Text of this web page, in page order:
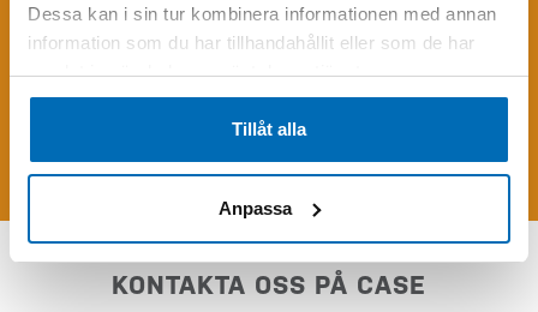
Dessa kan i sin tur kombinera informationen med annan
information som du har tillhandahållit eller som de har
samlat in när du har använt deras tjänster.
Tillåt alla
Anpassa
Skriv följande siffror i fältet (13405)
Skicka förfrågan
KONTAKTA OSS PÅ CASE